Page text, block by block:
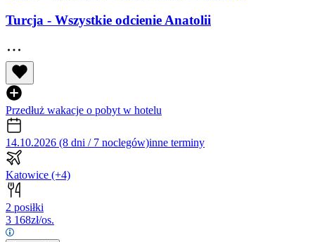
Turcja - Wszystkie odcienie Anatolii
Przedłuż wakacje o pobyt w hotelu
14.10.2026 (8 dni / 7 noclegów)inne terminy
Katowice (+4)
2 posiłki
3 168zł/os.